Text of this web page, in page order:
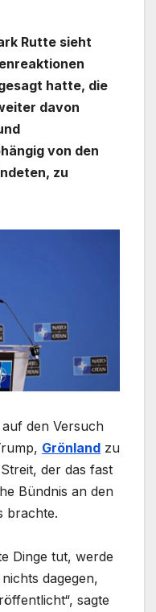
Rutte sieht
hatte, die
davon
von den
zu
den Versuch
Grönland zu
der das fast
Bündnis an den
brachte.
Dinge tut, werde
dagegen,
sagte